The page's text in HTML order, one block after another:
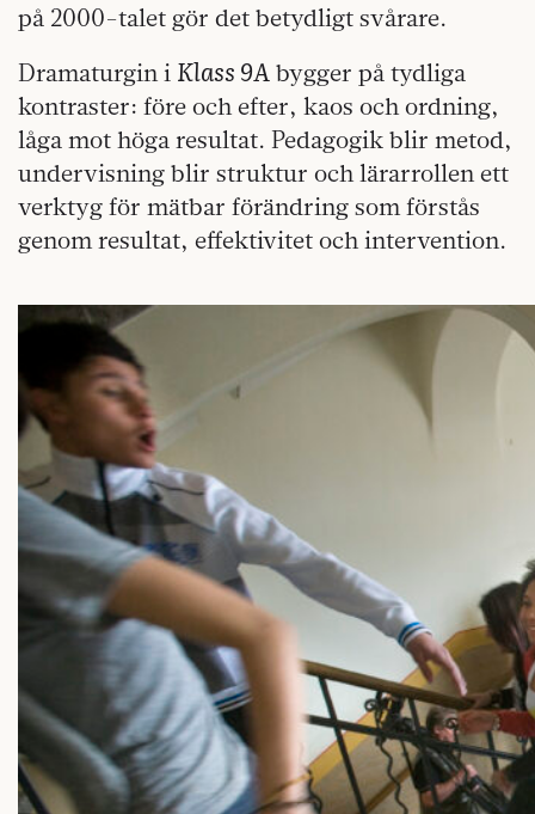
på 2000-talet gör det betydligt svårare.
Dramaturgin i Klass 9A bygger på tydliga
kontraster: före och efter, kaos och ordning,
låga mot höga resultat. Pedagogik blir metod,
undervisning blir struktur och lärarrollen ett
verktyg för mätbar förändring som förstås
genom resultat, effektivitet och intervention.